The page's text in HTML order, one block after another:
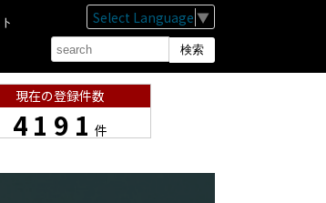
Select Language ▼
現在の登録件数
4191件